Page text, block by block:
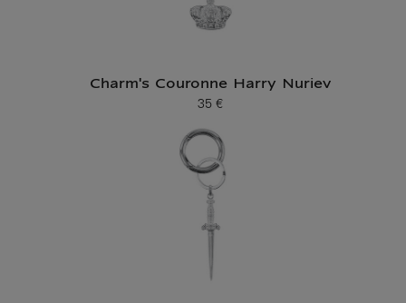
Charm's Couronne Harry Nuriev
Prix ​​actuel
35 €